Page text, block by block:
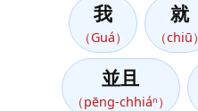
我
（Guá）
就
（chiū）
並且
（pēng-chhiáⁿ）